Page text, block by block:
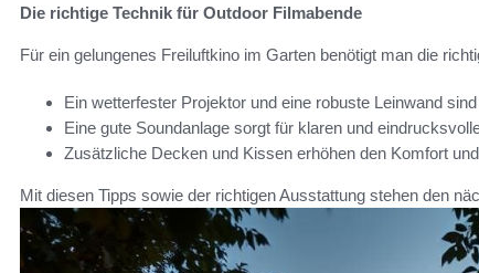
Die richtige Technik für Outdoor Filmabende
Für ein gelungenes Freiluftkino im Garten benötigt man die
Ein wetterfester Projektor und eine robuste Leinwand
Eine gute Soundanlage sorgt für klaren und
Zusätzliche Decken und Kissen erhöhen den Komfort
Mit diesen Tipps sowie der richtigen Ausstattung stehen den